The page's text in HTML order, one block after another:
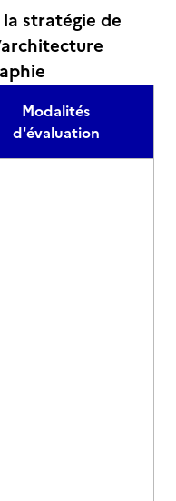
la stratégie de
Modalités
d'évaluation